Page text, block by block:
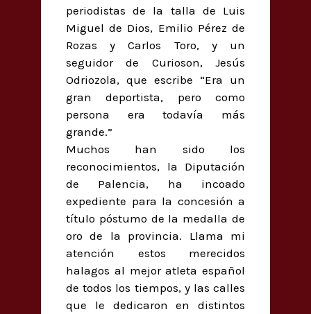
periodistas de la talla de Luis
Miguel de Dios, Emilio Pérez de
Rozas y Carlos Toro, y un
seguidor de Curioson, Jesús
Odriozola, que escribe “Era un
gran deportista, pero como
persona era todavía más
grande.”
Muchos han sido los
reconocimientos, la Diputación
de Palencia, ha incoado
expediente para la concesión a
título póstumo de la medalla de
oro de la provincia. Llama mi
atención estos merecidos
halagos al mejor atleta español
de todos los tiempos, y las calles
que le dedicaron en distintos